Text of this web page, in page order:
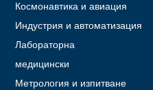
Космонавтика и авиация
Индустрия и автоматизация
Лабораторна
медицински
Метрология и изпитване